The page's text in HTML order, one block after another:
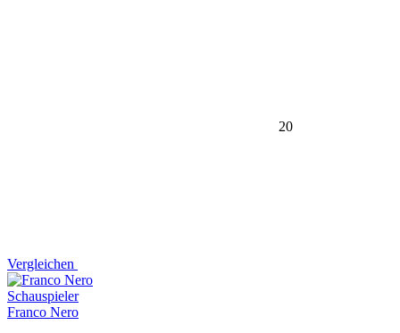
20
Vergleichen
Schauspieler
Franco Nero